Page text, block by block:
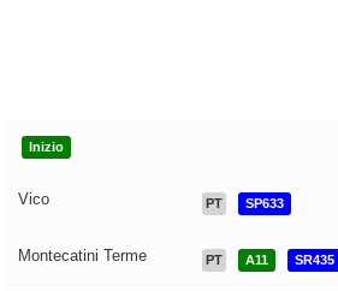
Inizio
Vico PT SP633
Montecatini Terme PT A11 SR435